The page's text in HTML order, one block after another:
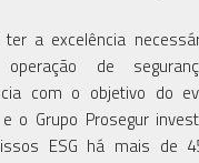
ter a excelência
operação de
com o objetivo do
e o Grupo Prosegur
ESG há mais de